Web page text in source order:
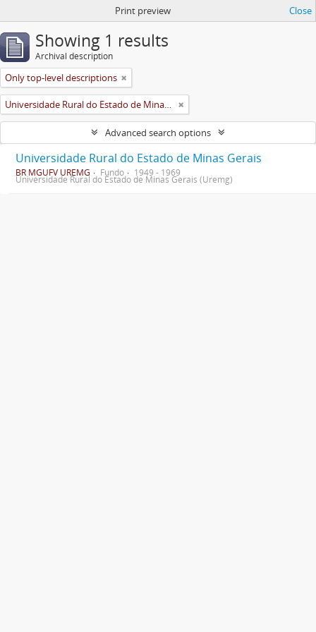
Print preview Close
Showing 1 results
Archival description
Only top-level descriptions
Universidade Rural do Estado de Minas Gerais (Uremg)
Advanced search options
Universidade Rural do Estado de Minas Gerais
BR MGUFV UREMG Fundo 1949 - 1969
Universidade Rural do Estado de Minas Gerais (Uremg)